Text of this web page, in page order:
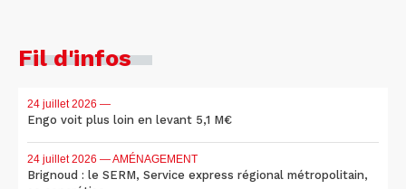
Fil d'infos
24 juillet 2026 —
Engo voit plus loin en levant 5,1 M€
24 juillet 2026 — AMÉNAGEMENT
Brignoud : le SERM, Service express régional métropolitain,